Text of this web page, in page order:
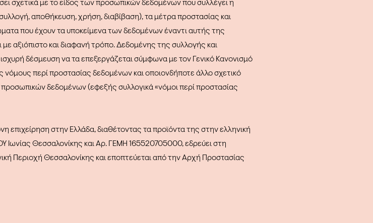
σχετικά με το είδος των προσωπικών δεδομένων που συλλέγει η
αποθήκευση, χρήση, διαβίβαση), τα μέτρα προστασίας και
που έχουν τα υποκείμενα των δεδομένων έναντι αυτής της
αξιόπιστο και διαφανή τρόπο. Δεδομένης της συλλογής και
δέσμευση να τα επεξεργάζεται σύμφωνα με τον Γενικό Κανονισμό
περί προστασίας δεδομένων και οποιονδήποτε άλλο σχετικό
δεδομένων (εφεξής συλλογικά «νόμοι περί προστασίας
στην Ελλάδα, διαθέτοντας τα προϊόντα της στην ελληνική
Ιωνίας Θεσσαλονίκης και Αρ. ΓΕΜΗ 165520705000, εδρεύει στη
Περιοχή Θεσσαλονίκης και εποπτεύεται από την Αρχή Προστασίας